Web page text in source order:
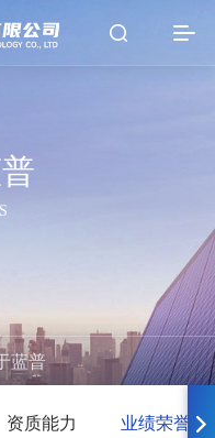
蓝普
资质能力 业绩荣誉